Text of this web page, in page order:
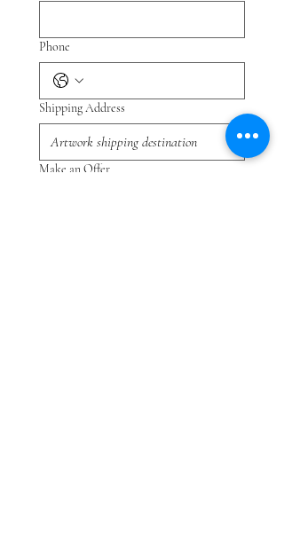
Phone
Shipping Address
Make an Offer